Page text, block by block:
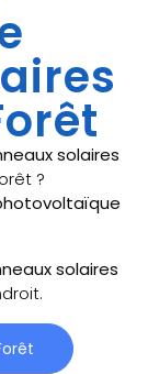
solaires
?
solaires